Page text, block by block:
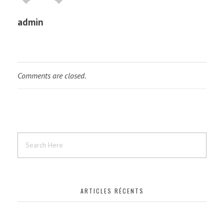
admin
Comments are closed.
ARTICLES RÉCENTS